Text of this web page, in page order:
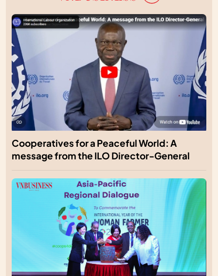
Cooperatives for a Peaceful World: A
message from the ILO Director-General